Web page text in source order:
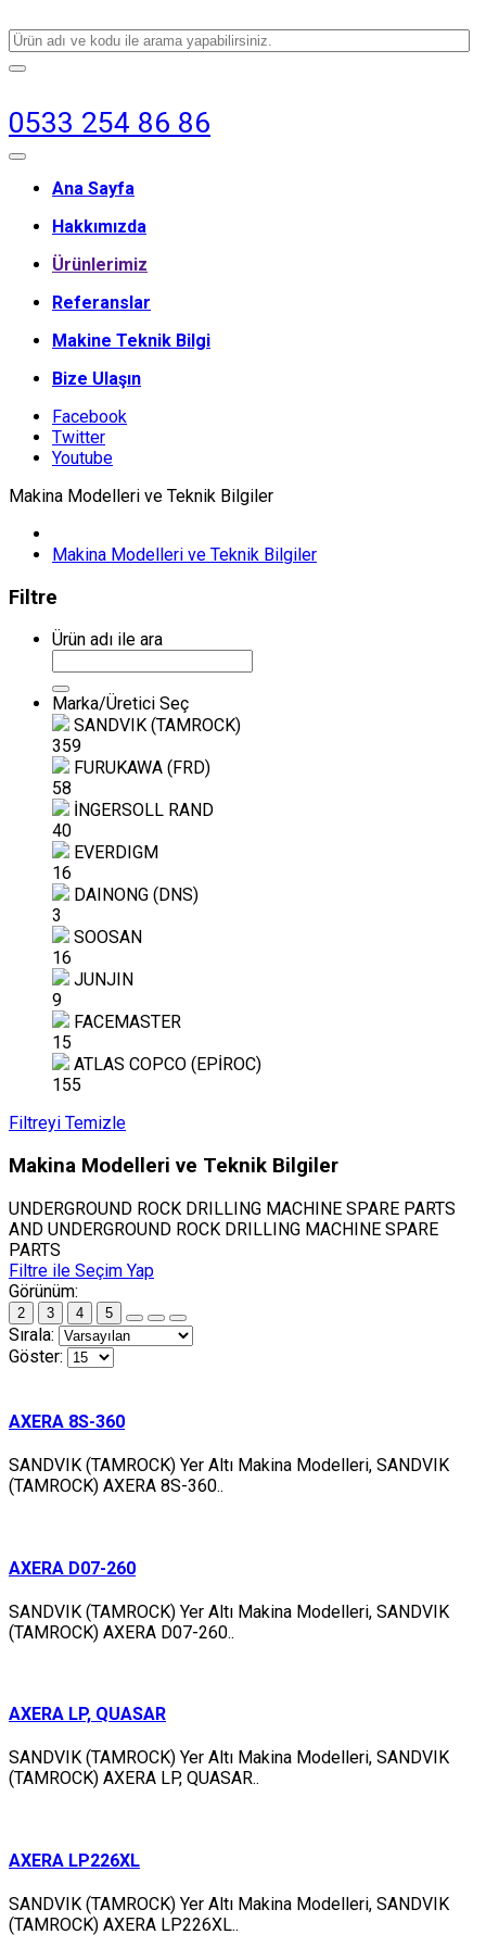
0533 254 86 86
Ana Sayfa
Hakkımızda
Ürünlerimiz
Referanslar
Makine Teknik Bilgi
Bize Ulaşın
Facebook
Twitter
Youtube
Makina Modelleri ve Teknik Bilgiler
Makina Modelleri ve Teknik Bilgiler
Filtre
Ürün adı ile ara
Marka/Üretici Seç
SANDVIK (TAMROCK)
359
FURUKAWA (FRD)
58
İNGERSOLL RAND
40
EVERDIGM
16
DAINONG (DNS)
3
SOOSAN
16
JUNJIN
9
FACEMASTER
15
ATLAS COPCO (EPİROC)
155
Filtreyi Temizle
Makina Modelleri ve Teknik Bilgiler
UNDERGROUND ROCK DRILLING MACHINE SPARE PARTS
AND UNDERGROUND ROCK DRILLING MACHINE SPARE
PARTS
Filtre ile Seçim Yap
Görünüm:
2 3 4 5
Sırala:
Göster:
AXERA 8S-360
SANDVIK (TAMROCK) Yer Altı Makina Modelleri, SANDVIK
(TAMROCK) AXERA 8S-360..
AXERA D07-260
SANDVIK (TAMROCK) Yer Altı Makina Modelleri, SANDVIK
(TAMROCK) AXERA D07-260..
AXERA LP, QUASAR
SANDVIK (TAMROCK) Yer Altı Makina Modelleri, SANDVIK
(TAMROCK) AXERA LP, QUASAR..
AXERA LP226XL
SANDVIK (TAMROCK) Yer Altı Makina Modelleri, SANDVIK
(TAMROCK) AXERA LP226XL..